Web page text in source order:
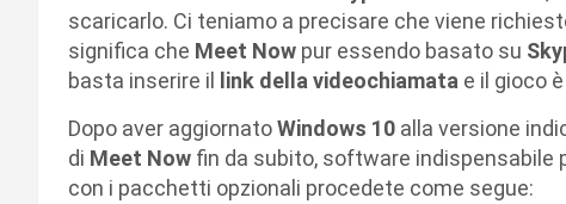
scaricarlo. Ci teniamo a precisare che viene
significa che Meet Now pur essendo basato su
basta inserire il
link della videochiamata e il gioco
Dopo aver aggiornatoWindows 10 alla versione
di Meet Now fin da subito, software indispensabile
con i pacchetti opzionali procedete come segue: